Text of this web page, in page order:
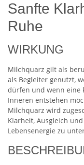
Sanfte
Ruhe
WIRKUNG
Milchquarz gilt als
als Begleiter genutzt,
dürfen und wenn eine
Inneren entstehen
Milchquarz wird
Klarheit, Ausgleich
Lebensenergie zu